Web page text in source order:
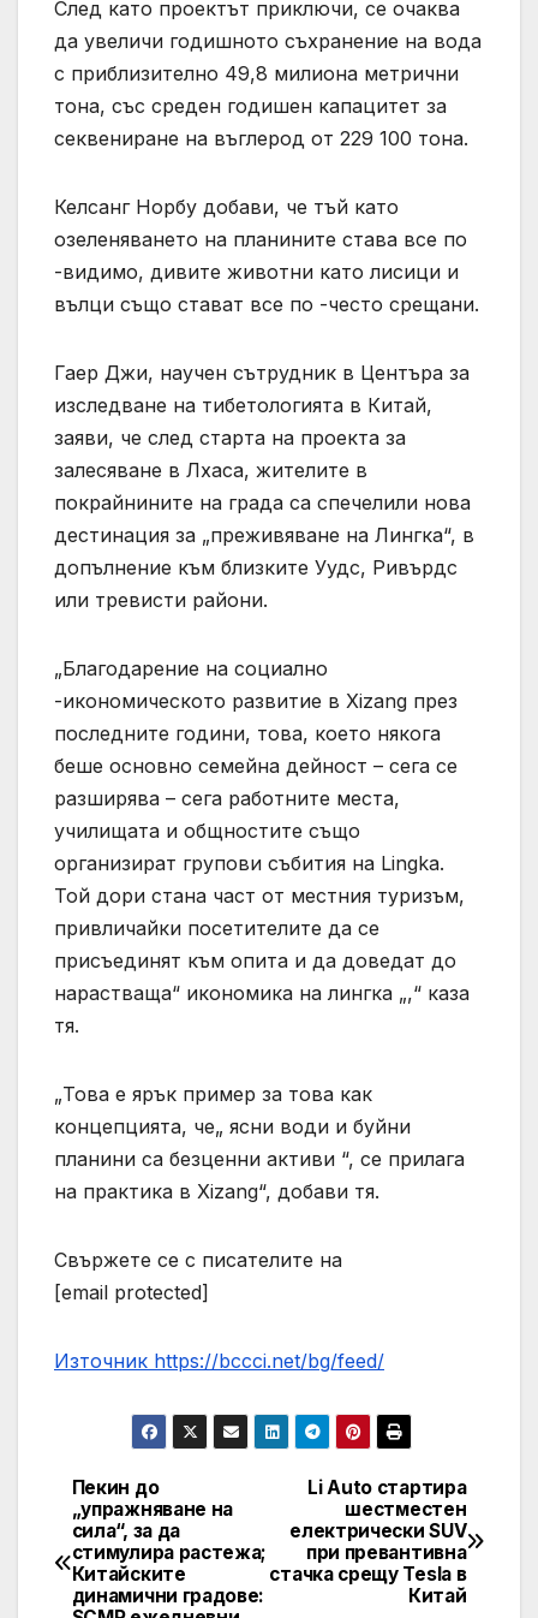
След като проектът приключи, се очаква
да увеличи годишното съхранение на вода
с приблизително 49,8 милиона метрични
тона, със среден годишен капацитет за
секвениране на въглерод от 229 100 тона.
Келсанг Норбу добави, че тъй като
озеленяването на планините става все по
-видимо, дивите животни като лисици и
вълци също стават все по -често срещани.
Гаер Джи, научен сътрудник в Центъра за
изследване на тибетологията в Китай,
заяви, че след старта на проекта за
залесяване в Лхаса, жителите в
покрайнините на града са спечелили нова
дестинация за „преживяване на Лингка“, в
допълнение към близките Уудс, Ривърдс
или тревисти райони.
„Благодарение на социално
-икономическото развитие в Xizang през
последните години, това, което някога
беше основно семейна дейност – сега се
разширява – сега работните места,
училищата и общностите също
организират групови събития на Lingka.
Той дори стана част от местния туризъм,
привличайки посетителите да се
присъединят към опита и да доведат до
нарастваща“ икономика на лингка „,“ каза
тя.
„Това е ярък пример за това как
концепцията, че„ ясни води и буйни
планини са безценни активи “, се прилага
на практика в Xizang“, добави тя.
Свържете се с писателите на
[email protected]
Източник https://bccci.net/bg/feed/
Post
navigation
Li Auto стартира
шестместен
електрически SUV
при превантивна
стачка срещу Tesla в
Китай
Пекин до
„упражняване на
сила“, за да
стимулира растежа;
Китайските
динамични градове: